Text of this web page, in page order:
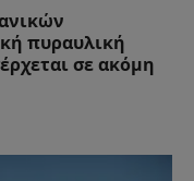
πυραυλική
σε ακόμη